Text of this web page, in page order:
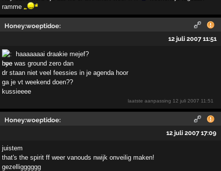
ramme
Honey:woeptidoe:
12 juli 2007 11:51
haaaaaaai draakie mejef?
hoe was ground zero dan
dr staan niet veel feessies in je agenda hoor
ga je vt weekend doen??
kussieeee
laatste aanpassing 12 juli 2007 11:51
Honey:woeptidoe:
12 juli 2007 17:09
juistem
that's the spirit ff weer vanouds nwijk onveilig maken!
gezelligggggg